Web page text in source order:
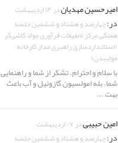
امیرحسین مهدیاندر ۱۴ اردیبهشت
در:چهارصد و هشتاد و ششمین جلسه
هفتگی مرکز تحقیقات فرآوری مواد کاشی‌گر
(استانداردسازی راهبری مدار کارخانه
مولیبدن)
با سلام و احترام. تشکر از شما و راهنمایی
شما. بله امولسیون گازوئیل و آب باعث
بهت ...
امین حبیبیدر ۰۷ اردیبهشت
در:چهارصد و هشتاد و ششمین جلسه